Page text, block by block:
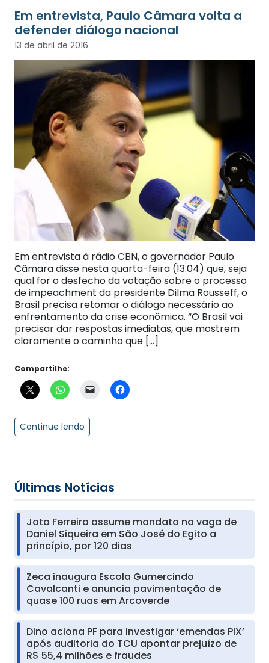
Em entrevista, Paulo Câmara volta a
13 de abril de 2016
Em entrevista à rádio CBN, o governador Paulo
Câmara disse nesta quarta-feira (13.04) que, seja
qual for o desfecho da votação sobre o processo
de impeachment da presidente Dilma Rousseff, o
Brasil precisa retomar o diálogo necessário ao
enfrentamento da crise econômica. “O Brasil vai
precisar dar respostas imediatas, que mostrem
claramente o caminho que […]
Compartilhe:
Continue lendo
Últimas Notícias
Jota Ferreira assume mandato na vaga de
Daniel Siqueira em São José do Egito a
princípio, por 120 dias
Zeca inaugura Escola Gumercindo
Cavalcanti e anuncia pavimentação de
quase 100 ruas em Arcoverde
Dino aciona PF para investigar ‘emendas PIX’
após auditoria do TCU apontar prejuízo de
R$ 55,4 milhões e fraudes